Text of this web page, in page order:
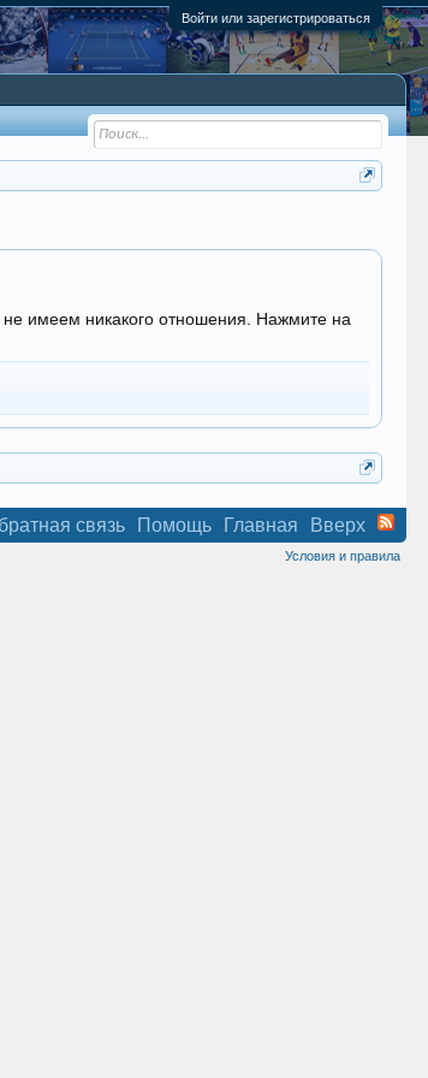
Войти или зарегистрироваться
не имеем никакого отношения. Нажмите на
связь Помощь Главная Вверх
Условия и правила